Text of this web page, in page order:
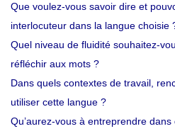
Que voulez-vous savoir dire et
interlocuteur dans la langue choisie
Quel niveau de fluidité souhaitez-
réfléchir aux mots ?
Dans quels contextes de travail,
utiliser cette langue ?
Qu’aurez-vous à entreprendre